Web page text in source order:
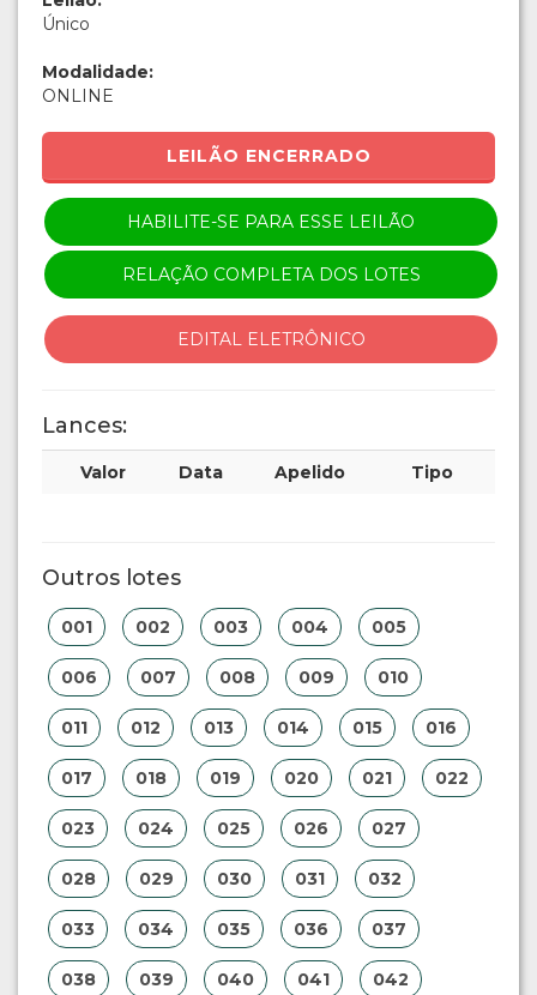
Único
Modalidade:
ONLINE
LEILÃO ENCERRADO
HABILITE-SE PARA ESSE LEILÃO
RELAÇÃO COMPLETA DOS LOTES
EDITAL ELETRÔNICO
Lances:
Valor Data Apelido Tipo
Outros lotes
001 002 003 004 005
006 007 008 009 010
011 012 013 014 015 016
017 018 019 020 021 022
023 024 025 026 027
028 029 030 031 032
033 034 035 036 037
038 039 040 041 042